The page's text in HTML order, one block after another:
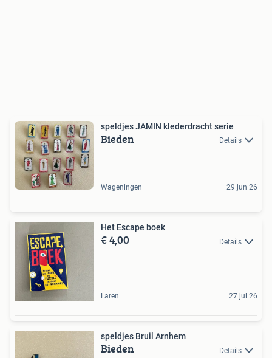
speldjes JAMIN klederdracht serie
Bieden Details
Wageningen 29 jun 26
Het Escape boek
€ 4,00 Details
Laren 27 jul 26
speldjes Bruil Arnhem
Bieden Details